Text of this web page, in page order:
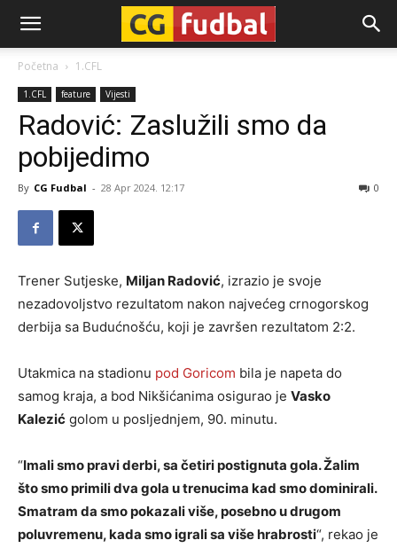
CG-
Fudbal
Početna 1.CFL
1.CFL feature Vijesti
Radović: Zaslužili smo da
pobijedimo
By CG Fudbal - 28 Apr 2024. 12:17 0
Trener Sutjeske, Miljan Radović, izrazio je svoje
nezadovoljstvo rezultatom nakon najvećeg crnogorskog
derbija sa Budućnošću, koji je završen rezultatom 2:2.
Utakmica na stadionu pod Goricom bila je napeta do
samog kraja, a bod Nikšićanima osigurao je Vasko
Kalezić golom u posljednjem, 90. minutu.
“Imali smo pravi derbi, sa četiri postignuta gola. Žalim
što smo primili dva gola u trenucima kad smo dominirali.
Smatram da smo pokazali više, posebno u drugom
poluvremenu, kada smo igrali sa više hrabrosti“, rekao je